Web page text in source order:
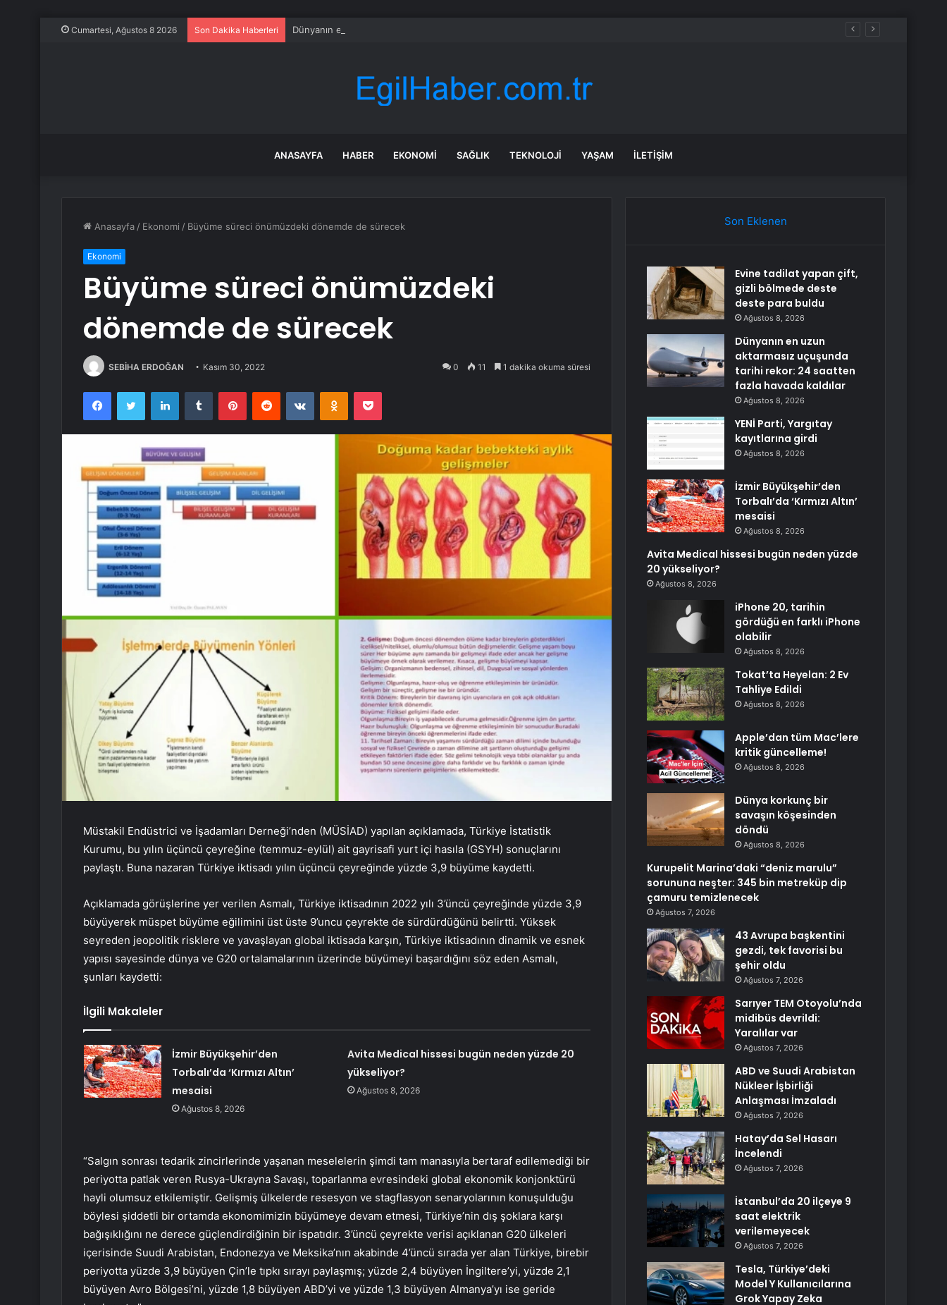
Cumartesi, Ağustos 8 2026 Son Dakika Haberleri Dünyanın en uzun aktarmasız uçuşunda tarihi rekor: 24 saatten fazla havada kaldılar
ANASAYFA HABER EKONOMI SAĞLIK TEKNOLOJI YAŞAM İLETIŞIM
Anasayfa / Ekonomi / Büyüme süreci önümüzdeki dönemde de sürecek
Ekonomi
Büyüme süreci önümüzdeki
dönemde de sürecek
SEBİHA ERDOĞAN Kasım 30, 2022 0 11 1 dakika okuma süresi
FacebookTwitter LinkedInTumblr PinterestReddit VKontakteOdnoklassniki
Pocket
Müstakil Endüstrici ve İşadamları Derneği’nden (MÜSİAD) yapılan açıklamada, Türkiye İstatistik
Kurumu, bu yılın üçüncü çeyreğine (temmuz-eylül) ait gayrisafi yurt içi hasıla (GSYH) sonuçlarını
paylaştı. Buna nazaran Türkiye iktisadı yılın üçüncü çeyreğinde yüzde 3,9 büyüme kaydetti.
Açıklamada görüşlerine yer verilen Asmalı, Türkiye iktisadının 2022 yılı 3’üncü çeyreğinde yüzde 3,9
büyüyerek müspet büyüme eğilimini üst üste 9’uncu çeyrekte de sürdürdüğünü belirtti. Yüksek
seyreden jeopolitik risklere ve yavaşlayan global iktisada karşın, Türkiye iktisadının dinamik ve esnek
yapısı sayesinde dünya ve G20 ortalamalarının üzerinde büyümeyi başardığını söz eden Asmalı,
şunları kaydetti:
İlgili Makaleler
İzmir Büyükşehir’den
Torbalı’da ‘Kırmızı Altın’
mesaisi
Ağustos 8, 2026
Avita Medical hissesi bugün neden yüzde 20
yükseliyor?
Ağustos 8, 2026
“Salgın sonrası tedarik zincirlerinde yaşanan meselelerin şimdi tam manasıyla bertaraf edilemediği bir
periyotta patlak veren Rusya-Ukrayna Savaşı, toparlanma evresindeki global ekonomik konjonktürü
hayli olumsuz etkilemiştir. Gelişmiş ülkelerde resesyon ve stagflasyon senaryolarının konuşulduğu
böylesi şiddetli bir ortamda ekonomimizin büyümeye devam etmesi, Türkiye’nin dış şoklara karşı
bağışıklığını ne derece güçlendirdiğinin bir ispatıdır. 3’üncü çeyrekte verisi açıklanan G20 ülkeleri
içerisinde Suudi Arabistan, Endonezya ve Meksika’nın akabinde 4’üncü sırada yer alan Türkiye, birebir
periyotta yüzde 3,9 büyüyen Çin’le tıpkı sırayı paylaşmış; yüzde 2,4 büyüyen İngiltere’yi, yüzde 2,1
büyüyen Avro Bölgesi’ni, yüzde 1,8 büyüyen ABD’yi ve yüzde 1,3 büyüyen Almanya’yı ise geride
Son Eklenen
Evine tadilat yapan çift,
gizli bölmede deste
deste para buldu
Ağustos 8, 2026
Dünyanın en uzun
aktarmasız uçuşunda
tarihi rekor: 24 saatten
fazla havada kaldılar
Ağustos 8, 2026
YENİ Parti, Yargıtay
kayıtlarına girdi
Ağustos 8, 2026
İzmir Büyükşehir’den
Torbalı’da ‘Kırmızı Altın’
mesaisi
Ağustos 8, 2026
Avita Medical hissesi bugün neden yüzde
20 yükseliyor?
Ağustos 8, 2026
iPhone 20, tarihin
gördüğü en farklı iPhone
olabilir
Ağustos 8, 2026
Tokat’ta Heyelan: 2 Ev
Tahliye Edildi
Ağustos 8, 2026
Apple’dan tüm Mac’lere
kritik güncelleme!
Ağustos 8, 2026
Dünya korkunç bir
savaşın köşesinden
döndü
Ağustos 8, 2026
Kurupelit Marina’daki “deniz marulu”
sorununa neşter: 345 bin metreküp dip
çamuru temizlenecek
Ağustos 7, 2026
43 Avrupa başkentini
gezdi, tek favorisi bu
şehir oldu
Ağustos 7, 2026
Sarıyer TEM Otoyolu’nda
midibüs devrildi:
Yaralılar var
Ağustos 7, 2026
ABD ve Suudi Arabistan
Nükleer İşbirliği
Anlaşması İmzaladı
Ağustos 7, 2026
Hatay’da Sel Hasarı
İncelendi
Ağustos 7, 2026
İstanbul’da 20 ilçeye 9
saat elektrik
verilemeyecek
Ağustos 7, 2026
Tesla, Türkiye’deki
Model Y Kullanıcılarına
Grok Yapay Zeka